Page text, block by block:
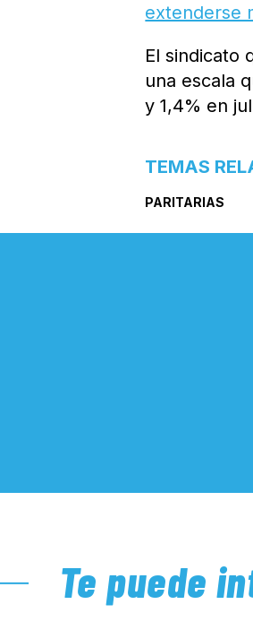
extenderse
El sindicato
una escala
y 1,4% en
TEMAS
PARITARIAS
Te puede